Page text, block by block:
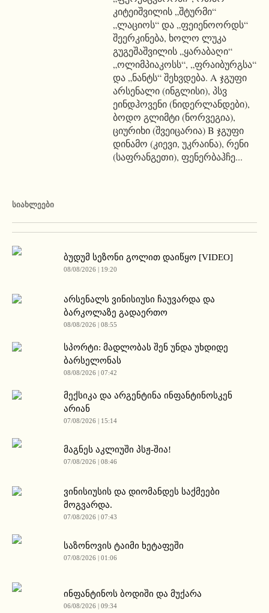
კიტეიშვილის „შტურმი“
„ლაციოს“ და „ფეიენოორდს“
შეერკინება, ხოლო ლუკა
გუგეშაშვილის „ყარაბაღი“
„ოლიმპიაკოსს“, „ფრაიბურგსა“
და „ნანტს“ შეხვდება. A ჯგუფი
არსენალი (ინგლისი), პსვ
ეინდჰოვენი (ნიდერლანდები),
ბოდო გლიმტი (ნორვეგია),
ციურიხი (შვეიცარია) B ჯგუფი
დინამო (კიევი, უკრაინა), რენი
(საფრანგეთი), ფენერბაჰჩე...
ᲡᲘᲐᲮᲚᲔᲔᲑᲘ
ბუდუმ სეზონი გოლით დაიწყო [VIDEO]
08/08/2026 | 19:20
არსენალს ვინისიუსი ჩაუვარდა და
ბარკოლაზე გადაერთო
08/08/2026 | 08:55
სპორტი: მადლობას შენ უნდა უხდიდე
ბარსელონას
08/08/2026 | 07:42
მექსიკა და არგენტინა ინფანტინოსკენ
არიან
07/08/2026 | 15:14
მაგნეს აკლიუში პსჟ-შია!
07/08/2026 | 08:46
ვინისიუსის და დიომანდეს საქმეები
მოგვარდა.
07/08/2026 | 07:43
საზონოვის ტაიმი ხეტაფეში
07/08/2026 | 01:06
ინფანტინოს ბოდიში და მუქარა
06/08/2026 | 09:34